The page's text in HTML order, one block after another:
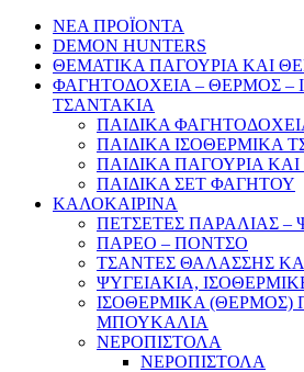
ΝΕΑ ΠΡΟΪΟΝΤΑ
DEMON HUNTERS
ΘΕΜΑΤΙΚΑ ΠΑΓΟΥΡΙΑ ΚΑΙ
ΦΑΓΗΤΟΔΟΧΕΙΑ – ΘΕΡΜΟΣ –
ΤΣΑΝΤΑΚΙΑ
ΠΑΙΔΙΚΑ
ΠΑΙΔΙΚΑ ΙΣΟΘΕΡΜΙΚΑ
ΠΑΙΔΙΚΑ ΠΑΓΟΥΡΙΑ
ΠΑΙΔΙΚΑ ΣΕΤ ΦΑΓΗΤΟΥ
ΚΑΛΟΚΑΙΡΙΝΑ
ΠΕΤΣΕΤΕΣ ΠΑΡΑΛΙΑΣ –
ΠΑΡΕΟ – ΠΟΝΤΣΟ
ΤΣΑΝΤΕΣ ΘΑΛΑΣΣΗΣ
ΨΥΓΕΙΑΚΙΑ,
ΙΣΟΘΕΡΜΙΚΑ (ΘΕΡΜΟΣ)
ΜΠΟΥΚΑΛΙΑ
ΝΕΡΟΠΙΣΤΟΛΑ
ΝΕΡΟΠΙΣΤΟΛΑ